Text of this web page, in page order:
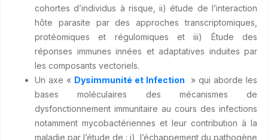
cohortes d’individus à risque, ii) étude de l’interaction
hôte parasite par des approches transcriptomiques,
protéomiques et régulomiques et iii) Étude des
réponses immunes innées et adaptatives induites par
les composants vectoriels.
Un axe « Dysimmunité et Infection » qui aborde les
bases moléculaires des mécanismes de
dysfonctionnement immunitaire au cours des infections
notamment mycobactériennes et leur contribution à la
maladie par l’étude de : i) l’échappement du pathogène